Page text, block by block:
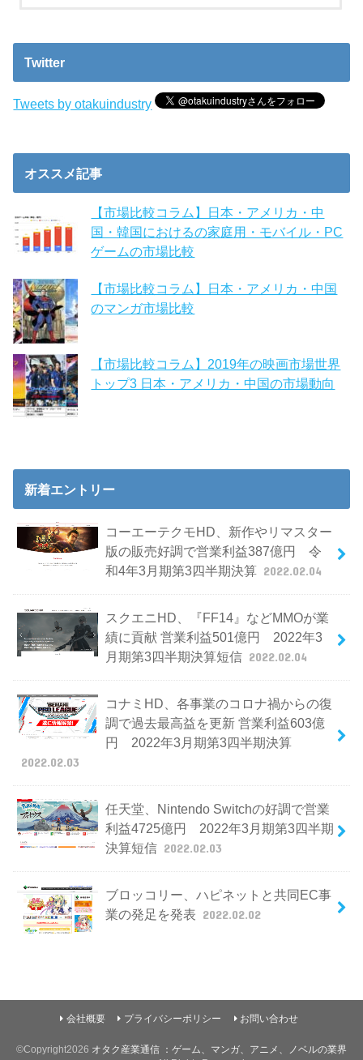
Twitter
Tweets by otakuindustry
オススメ記事
【市場比較コラム】日本・アメリカ・中
国・韓国におけるの家庭用・モバイル・PC
ゲームの市場比較
【市場比較コラム】日本・アメリカ・中国
のマンガ市場比較
【市場比較コラム】2019年の映画市場世界
トップ3 日本・アメリカ・中国の市場動向
新着エントリー
コーエーテクモHD、新作やリマスター
版の販売好調で営業利益387億円 令
和4年3月期第3四半期決算 2022.02.04
スクエニHD、『FF14』などMMOが業
績に貢献 営業利益501億円 2022年3
月期第3四半期決算短信 2022.02.04
コナミHD、各事業のコロナ禍からの復
調で過去最高益を更新 営業利益603億
円 2022年3月期第3四半期決算
2022.02.03
任天堂、Nintendo Switchの好調で営業
利益4725億円 2022年3月期第3四半期
決算短信 2022.02.03
ブロッコリー、ハピネットと共同EC事
業の発足を発表 2022.02.02
会社概要 プライバシーポリシー お問い合わせ
©Copyright2026 オタク産業通信 ：ゲーム、マンガ、アニメ、ノベルの業界